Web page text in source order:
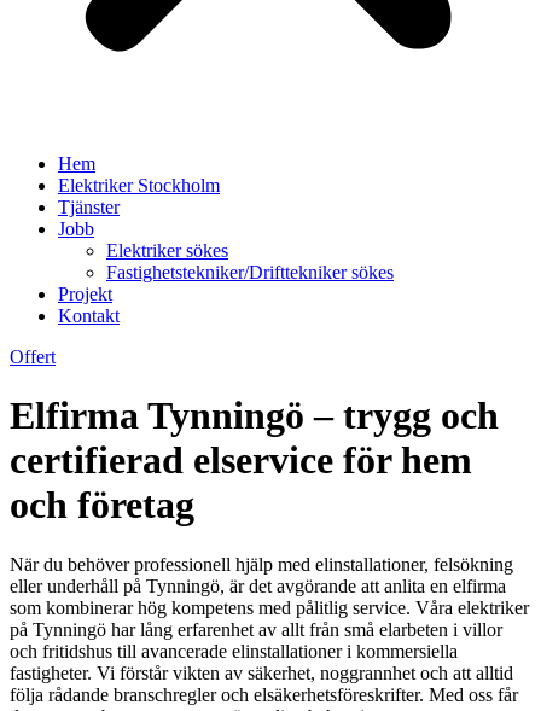
Hem
Elektriker Stockholm
Tjänster
Jobb
Elektriker sökes
Fastighetstekniker/Drifttekniker sökes
Projekt
Kontakt
Offert
Elfirma Tynningö – trygg och
certifierad elservice för hem
och företag
När du behöver professionell hjälp med elinstallationer, felsökning
eller underhåll på Tynningö, är det avgörande att anlita en elfirma
som kombinerar hög kompetens med pålitlig service. Våra elektriker
på Tynningö har lång erfarenhet av allt från små elarbeten i villor
och fritidshus till avancerade elinstallationer i kommersiella
fastigheter. Vi förstår vikten av säkerhet, noggrannhet och att alltid
följa rådande branschregler och elsäkerhetsföreskrifter. Med oss får